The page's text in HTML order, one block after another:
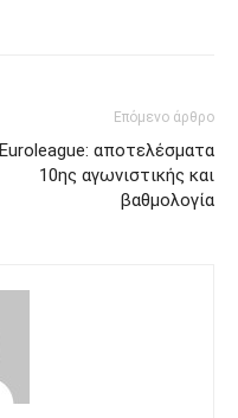
Επόμενο άρθρο
Euroleague: αποτελέσματα
10ης αγωνιστικής και
βαθμολογία